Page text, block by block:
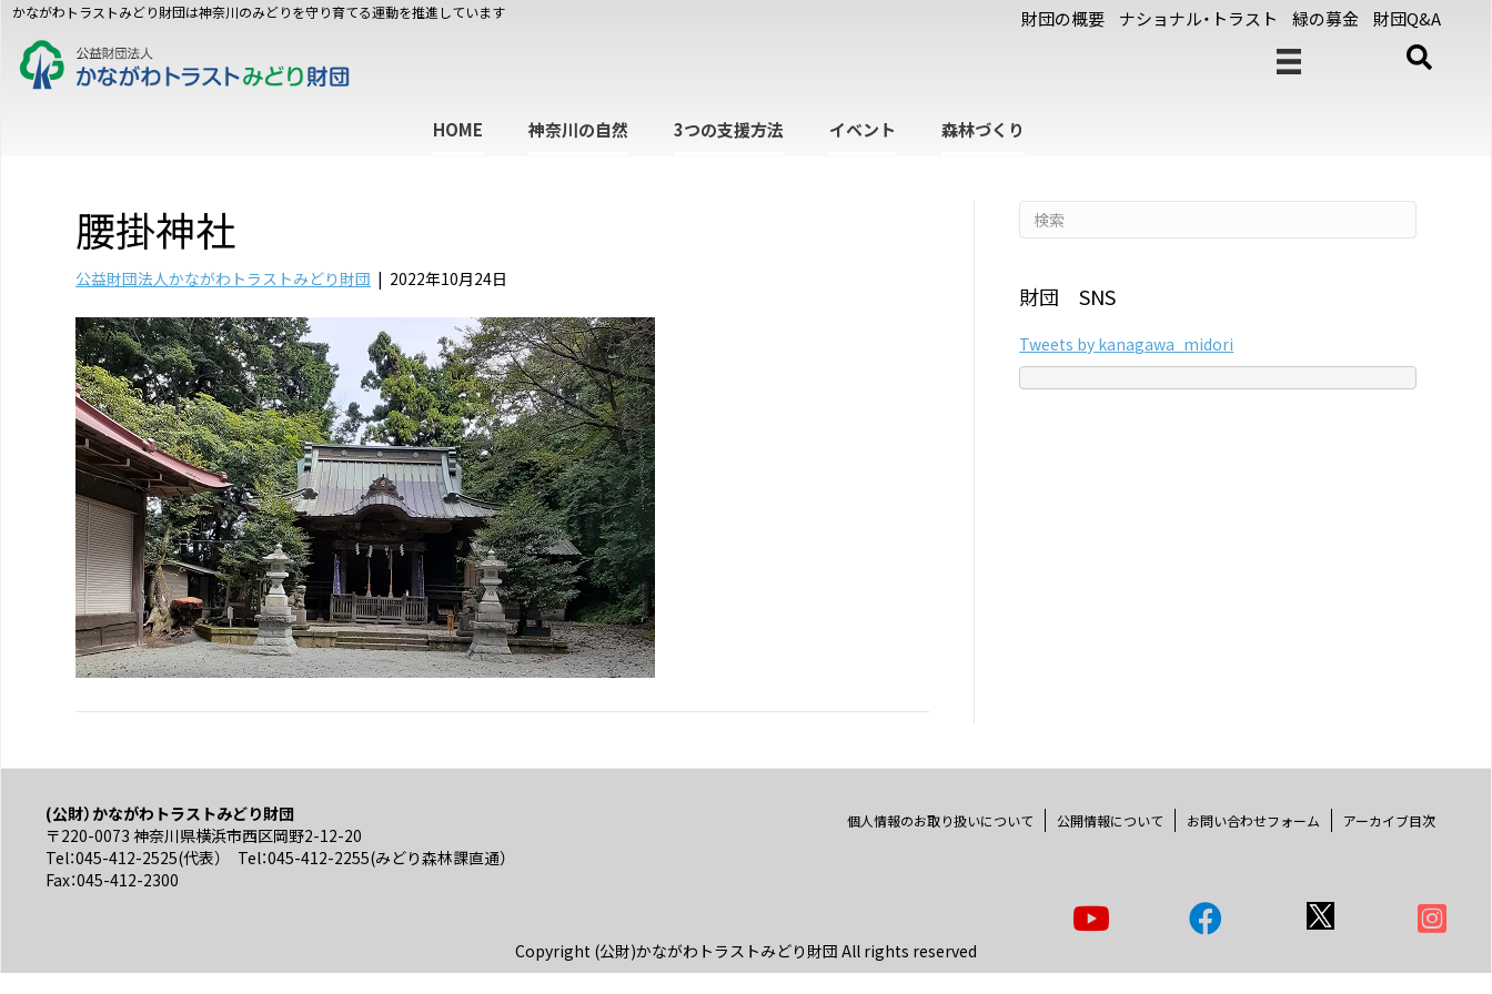
かながわトラストみどり財団は神奈川のみどりを守り育てる運動を推進しています 財団の概要 ナショナル・トラスト 緑の募金 財団Q&A
HOME 神奈川の自然 3つの支援方法 イベント 森林づくり
腰掛神社
公益財団法人かながわトラストみどり財団 | 2022年10月24日
財団 SNS
Tweets by kanagawa_midori
(公財）かながわトラストみどり財団
〒220-0073 神奈川県横浜市西区岡野2-12-20
Tel：045-412-2525(代表） Tel：045-412-2255(みどり森林課直通）
Fax：045-412-2300
個人情報のお取り扱いについて 公開情報について お問い合わせフォーム アーカイブ目次
Copyright (公財)かながわトラストみどり財団 All rights reserved